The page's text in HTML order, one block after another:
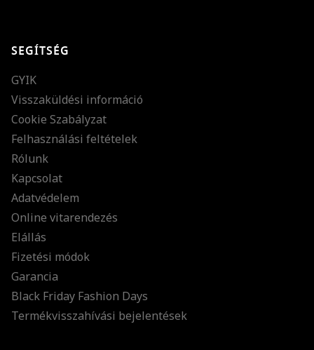
különleges ajánlatainkat és stílustippjeinket!
SEGÍTSÉG
GYIK
Visszaküldési információ
Cookie Szabályzat
Felhasználási feltételek
Rólunk
Kapcsolat
Adatvédelem
Online vitarendezés
Elállás
Fizetési módok
Garancia
Black Friday Fashion Days
Termékvisszahívási bejelentések